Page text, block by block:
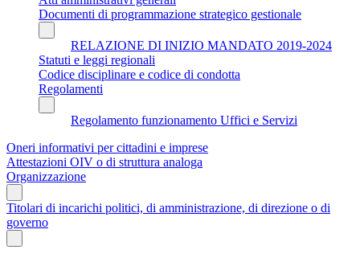
Documenti di programmazione strategico gestionale
RELAZIONE DI INIZIO MANDATO 2019-2024
Statuti e leggi regionali
Codice disciplinare e codice di condotta
Regolamenti
Regolamento funzionamento Uffici e Servizi
Oneri informativi per cittadini e imprese
Attestazioni OIV o di struttura analoga
Organizzazione
Titolari di incarichi politici, di amministrazione, di direzione o di
governo